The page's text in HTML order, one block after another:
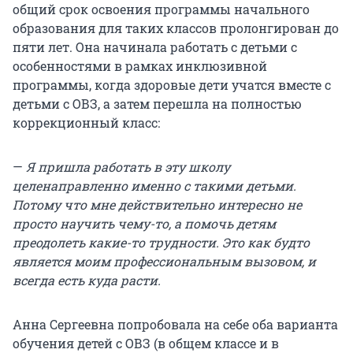
общий срок освоения программы начального
образования для таких классов пролонгирован до
пяти лет. Она начинала работать с детьми с
особенностями в рамках инклюзивной
программы, когда здоровые дети учатся вместе с
детьми с ОВЗ, а затем перешла на полностью
коррекционный класс:
— Я пришла работать в эту школу
целенаправленно именно с такими детьми.
Потому что мне действительно интересно не
просто научить чему-то, а помочь детям
преодолеть какие-то трудности. Это как будто
является моим профессиональным вызовом, и
всегда есть куда расти.
Анна Сергеевна попробовала на себе оба варианта
обучения детей с ОВЗ (в общем классе и в